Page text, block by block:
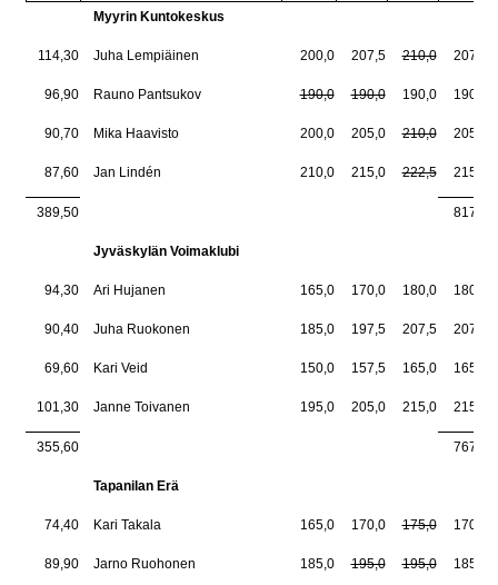
Myyrin Kuntokeskus
114,30 Juha Lempiäinen 200,0 207,5 210,0 207,5
96,90 Rauno Pantsukov 190,0 190,0 190,0 190,0
90,70 Mika Haavisto 200,0 205,0 210,0 205,0
87,60 Jan Lindén 210,0 215,0 222,5 215,0
389,50 817,5
Jyväskylän Voimaklubi
94,30 Ari Hujanen 165,0 170,0 180,0 180,0
90,40 Juha Ruokonen 185,0 197,5 207,5 207,5
69,60 Kari Veid 150,0 157,5 165,0 165,0
101,30 Janne Toivanen 195,0 205,0 215,0 215,0
355,60 767,5
Tapanilan Erä
74,40 Kari Takala 165,0 170,0 175,0 170,0
89,90 Jarno Ruohonen 185,0 195,0 195,0 185,0